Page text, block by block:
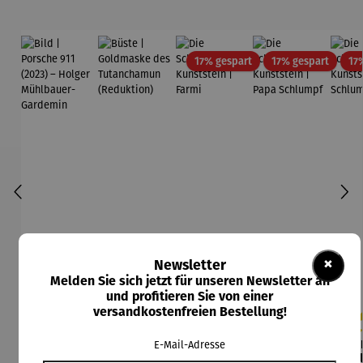
Porsche
Büste |
Goldmask
17% gespartRabatt
Durchschnittliche Bewertung von 5
Die
Schlümpfe
17% gespartRabatt
Durchschnittliche
Schlümpfe
×
Newsletter
Melden Sie sich jetzt für unseren Newsletter an
und profitieren Sie von einer
versandkostenfreien Bestellung!
E-Mail-Adresse